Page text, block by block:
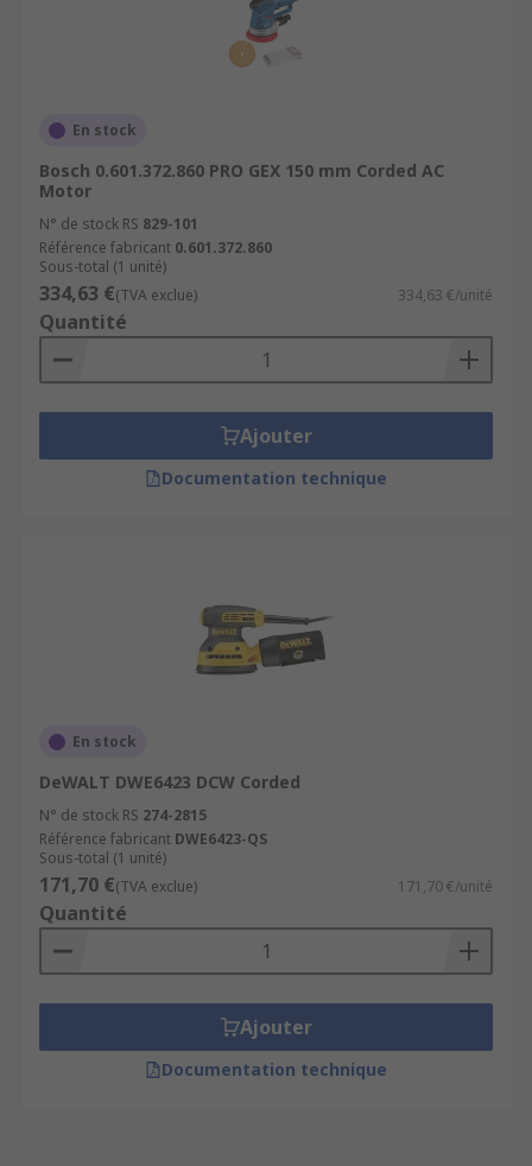
En stock
Bosch 0.601.372.860 PRO GEX 150 mm Corded AC
Motor
N° de stock RS 829-101
Référence fabricant 0.601.372.860
Sous-total (1 unité)
334,63 €(TVA exclue) 334,63 €/unité
Quantité
Ajouter
Documentation technique
En stock
DeWALT DWE6423 DCW Corded
N° de stock RS 274-2815
Référence fabricant DWE6423-QS
Sous-total (1 unité)
171,70 €(TVA exclue) 171,70 €/unité
Quantité
Ajouter
Documentation technique